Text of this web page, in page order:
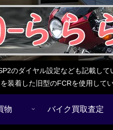
のダイヤル設定なども記載し
装着した旧型のFCRを使用し
物 バイク買取査定